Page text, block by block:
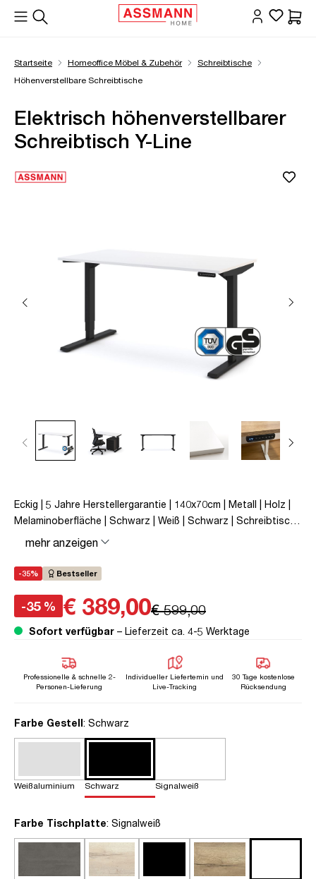
springen
Startseite Homeoffice Möbel & Zubehör
Schreibtische
Höhenverstellbare Schreibtische
Elektrisch höhenverstellbarer
Schreibtisch Y-Line
Eckig | 5 Jahre Herstellergarantie | 140x70cm | Metall | Holz |
Melaminoberfläche | Schwarz | Weiß | Schwarz | Schreibtisch |
höhenverstellbar | unmontiert | Y-Line | bis zu 80 kg |
Steckertyp C | Signalweiß | TÜV© mobiles Arbeiten |
Kollisions-Schutz | Elektrisch höhenverstellbar |
mehr anzeigen
-35% Bestseller
-35 % € 389,00€ 599,00
Sofort verfügbar – Lieferzeit ca. 4-5 Werktage
Professionelle & schnelle 2-
Personen-Lieferung
Individueller Liefertemin und
Live-Tracking
30 Tage kostenlose
Rücksendung
Farbe Gestellauswählen
: Schwarz
Weißaluminium Schwarz Signalweiß
Farbe Tischplatteauswählen
: Signalweiß